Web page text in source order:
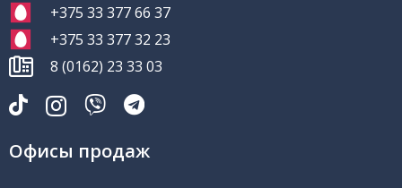
+375 33 377 66 37
+375 33 377 32 23
8 (0162) 23 33 03
Офисы продаж